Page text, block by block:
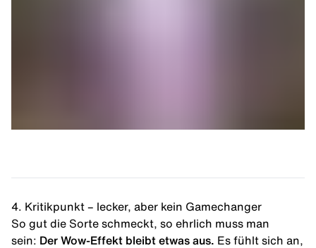
4. Kritikpunkt – lecker, aber kein Gamechanger
So gut die Sorte schmeckt, so ehrlich muss man
sein: Der Wow-Effekt bleibt etwas aus. Es fühlt sich an,